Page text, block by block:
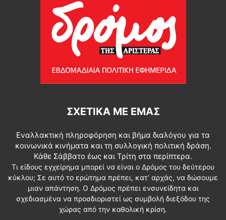
ΣΧΕΤΙΚΆ ΜΕ ΕΜΆΣ
Εναλλακτική πληροφόρηση και βήμα διαλόγου για τα
κοινωνικά κινήματα και τη συλλογική πολιτική δράση.
Κάθε Σάββατο έως και Τρίτη στα περίπτερα.
Τι είδους εγχείρημα μπορεί να είναι ο Δρόμος του δεύτερου
κύκλου; Σε αυτό το ερώτημα πρέπει, κατ’ αρχάς, να δώσουμε
μιαν απάντηση. Ο Δρόμος πρέπει ενσυνείδητα και
σχεδιασμένα να προσδιοριστεί ως συμβολή διεξόδου της
χώρας από την καθολική κρίση.